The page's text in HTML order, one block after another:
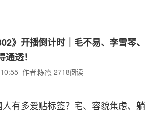
》开播倒计时｜毛不易、李雪琴、
透！
作者:陈霞 2718阅读
有多爱贴标签？宅、容貌焦虑、躺